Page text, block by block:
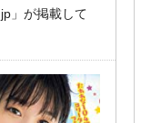
」が掲載して